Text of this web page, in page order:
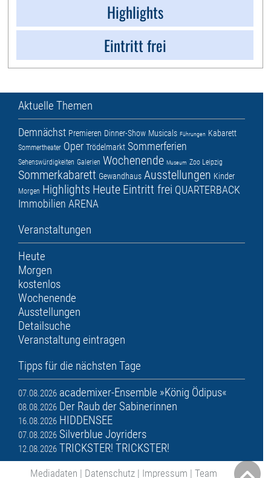
Highlights
Eintritt frei
Aktuelle Themen
Demnächst Premieren Dinner-Show Musicals Führungen Kabarett
Sommertheater Oper Trödelmarkt Sommerferien
Sehenswürdigkeiten Galerien Wochenende Museum Zoo Leipzig
Sommerkabarett Gewandhaus Ausstellungen Kinder
Morgen Highlights Heute Eintritt frei QUARTERBACK
Immobilien ARENA
Veranstaltungen
Heute
Morgen
kostenlos
Wochenende
Ausstellungen
Detailsuche
Veranstaltung eintragen
Tipps für die nächsten Tage
07.08.2026 academixer-Ensemble »König Ödipus«
08.08.2026 Der Raub der Sabinerinnen
16.08.2026 HIDDENSEE
07.08.2026 Silverblue Joyriders
12.08.2026 TRICKSTER! TRICKSTER!
Mediadaten | Datenschutz | Impressum | Team